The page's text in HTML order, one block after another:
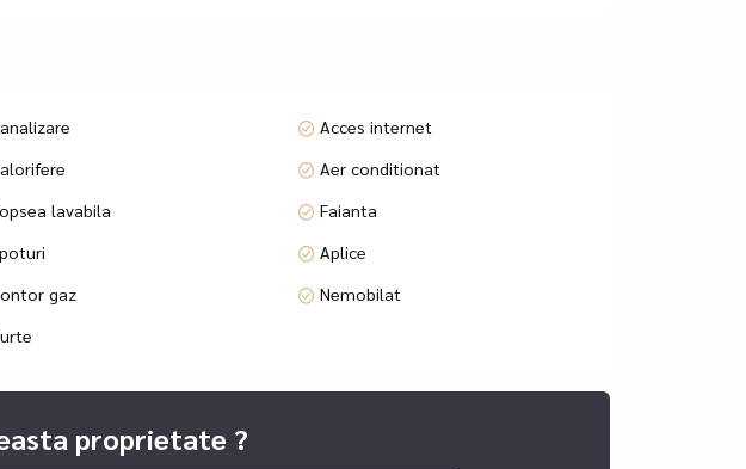
salon de masaj, after-school, activitati educationale (meditatii,
Acces internet
Aer conditionat
lavabila
Faianta
Aplice
gaz
Nemobilat
proprietate ?